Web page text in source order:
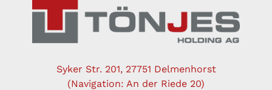
Syker Str. 201, 27751 Delmenhorst
(Navigation: An der Riede 20)